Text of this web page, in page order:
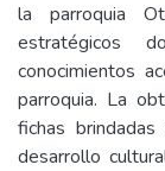
la parroquia
estratégicos
conocimientos
parroquia. La
fichas
desarrollo